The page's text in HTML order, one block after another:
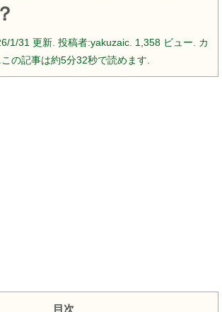
1/31 更新. 投稿者:yakuzaic. 1,358 ビュー. カ
.この記事は約5分32秒で読めます.
目次